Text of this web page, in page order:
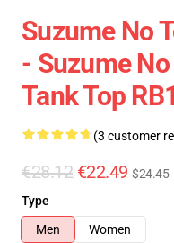
Suzume No
- Suzume
Tank Top
(3 customer
€28.12 €22.49 $24.45
Type
Men
Women